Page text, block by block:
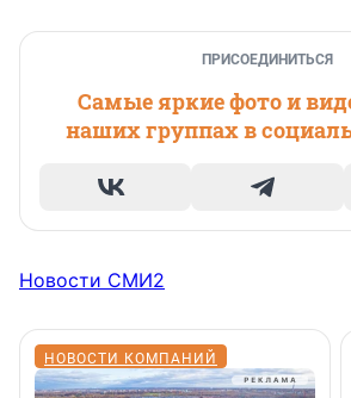
ПРИСОЕДИНИТЬСЯ
Самые яркие фото и
наших группах в
Новости СМИ2
НОВОСТИ КОМПАНИЙ